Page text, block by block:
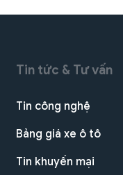
Tin tức & Tư vấn
Tin công nghệ
Bảng giá xe ô tô
Tin khuyến mại